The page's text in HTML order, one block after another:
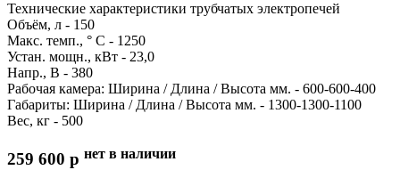
Технические характеристики трубчатых электропечей
Объём, л - 150
Макс. темп., ° С - 1250
Устан. мощн., кВт - 23,0
Напр., В - 380
Рабочая камера: Ширина / Длина / Высота мм. - 600-600-400
Габариты: Ширина / Длина / Высота мм. - 1300-1300-1100
Вес, кг - 500
259 600 p нет в наличии